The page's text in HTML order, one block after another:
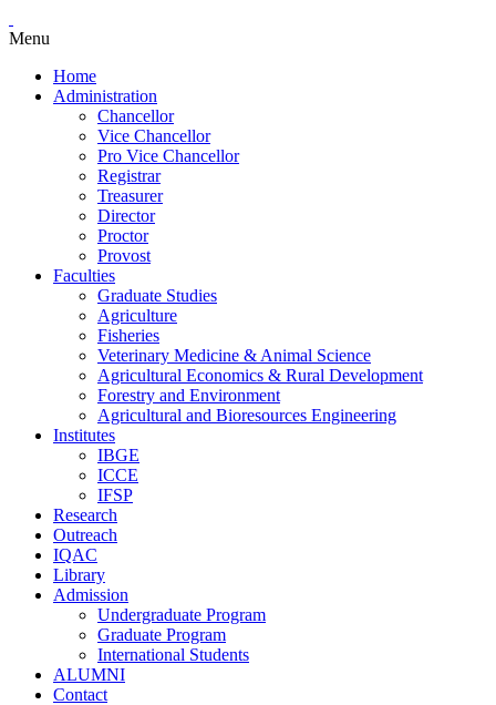
Menu
Home
Administration
Chancellor
Vice Chancellor
Pro Vice Chancellor
Registrar
Treasurer
Director
Proctor
Provost
Faculties
Graduate Studies
Agriculture
Fisheries
Veterinary Medicine & Animal Science
Agricultural Economics & Rural Development
Forestry and Environment
Agricultural and Bioresources Engineering
Institutes
IBGE
ICCE
IFSP
Research
Outreach
IQAC
Library
Admission
Undergraduate Program
Graduate Program
International Students
ALUMNI
Contact